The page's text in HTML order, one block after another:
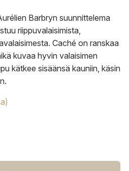
Barbryn suunnittelema
riippuvalaisimista,
Caché on ranskaa
kuvaa hyvin valaisimen
kätkee sisäänsä kauniin, käsin